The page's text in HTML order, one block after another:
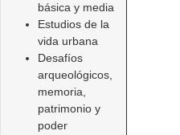
básica y media
Estudios de la
vida urbana
Desafíos
arqueológicos,
memoria,
patrimonio y
poder